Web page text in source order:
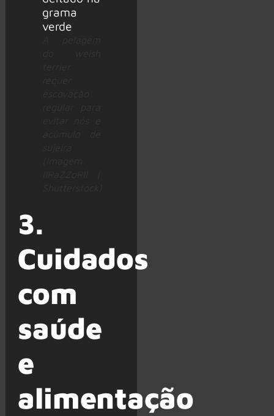
3.
Cuidados
com
saúde
e
alimentação